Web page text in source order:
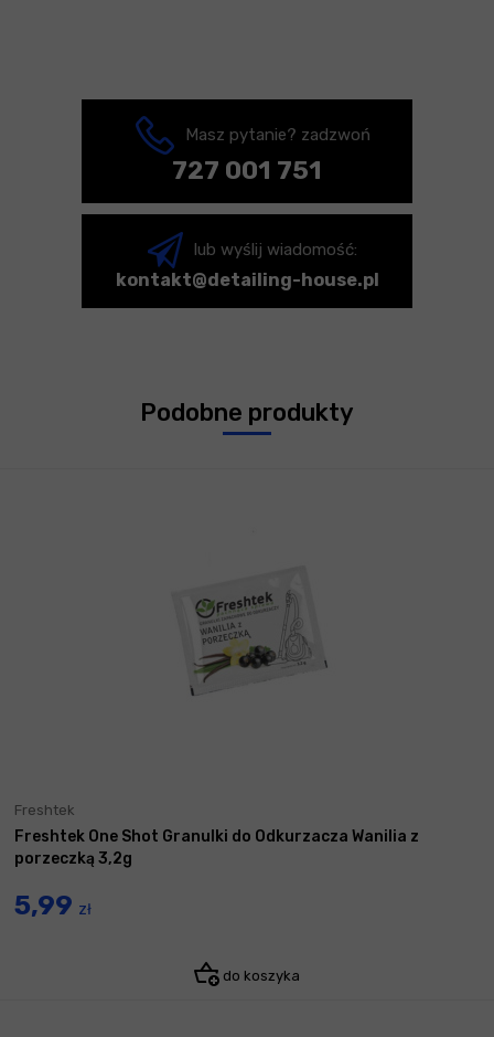
Masz pytanie? zadzwoń
727 001 751
lub wyślij wiadomość:
kontakt@detailing-house.pl
Podobne produkty
Freshtek
Freshtek One Shot Granulki do Odkurzacza Wanilia z
porzeczką 3,2g
5,99 zł
do koszyka